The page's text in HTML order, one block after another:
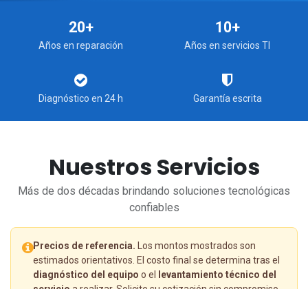
20+
Años en reparación
10+
Años en servicios TI
Diagnóstico en 24 h Garantía escrita
Nuestros Servicios
Más de dos décadas brindando soluciones tecnológicas
confiables
Precios de referencia. Los montos mostrados son
estimados orientativos. El costo final se determina tras el
diagnóstico del equipo o el
levantamiento técnico del